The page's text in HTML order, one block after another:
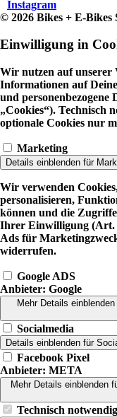
Instagram
© 2026 Bikes + E-Bikes
Einwilligung in
Wir nutzen auf unserer
Informationen auf
und personenbezogene
„Cookies“). Technisch
optionale Cookies nur
Marketing
Details einblenden für
Wir verwenden
personalisieren,
können und die
Ihrer Einwilligung (Art.
Ads für
widerrufen.
Google ADS
Anbieter: Google
Mehr Details einblenden
Socialmedia
Details einblenden für
Facebook Pixel
Anbieter: META
Mehr Details einblenden
Technisch